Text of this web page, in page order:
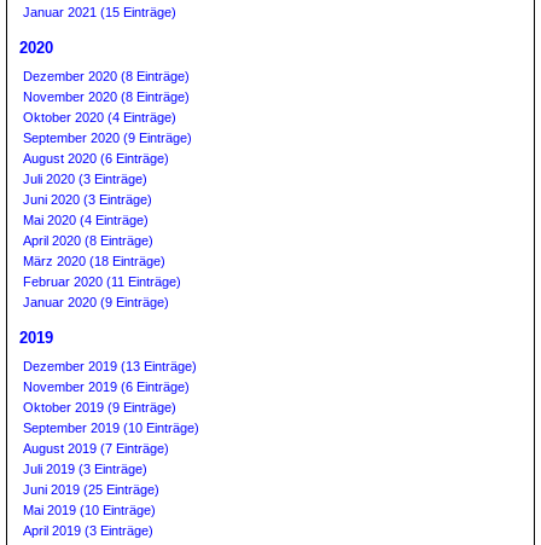
Januar 2021 (15 Einträge)
2020
Dezember 2020 (8 Einträge)
November 2020 (8 Einträge)
Oktober 2020 (4 Einträge)
September 2020 (9 Einträge)
August 2020 (6 Einträge)
Juli 2020 (3 Einträge)
Juni 2020 (3 Einträge)
Mai 2020 (4 Einträge)
April 2020 (8 Einträge)
März 2020 (18 Einträge)
Februar 2020 (11 Einträge)
Januar 2020 (9 Einträge)
2019
Dezember 2019 (13 Einträge)
November 2019 (6 Einträge)
Oktober 2019 (9 Einträge)
September 2019 (10 Einträge)
August 2019 (7 Einträge)
Juli 2019 (3 Einträge)
Juni 2019 (25 Einträge)
Mai 2019 (10 Einträge)
April 2019 (3 Einträge)